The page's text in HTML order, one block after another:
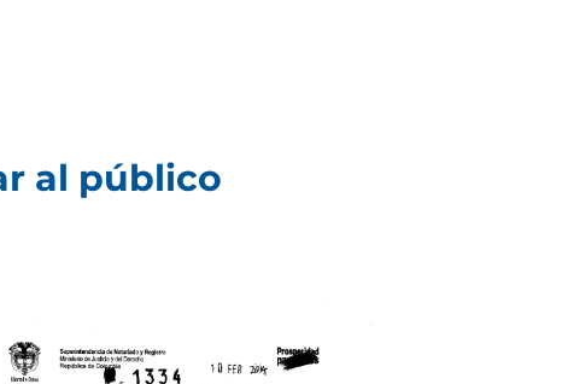
al público